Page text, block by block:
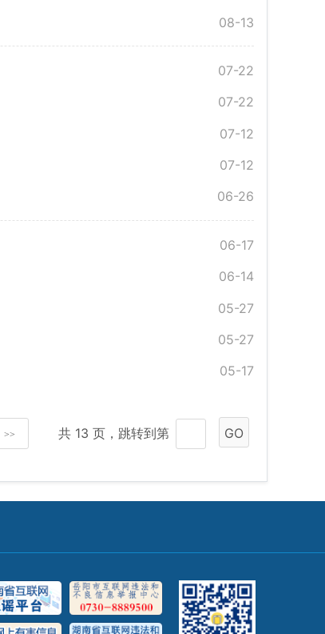
08-13
07-22
07-22
07-12
07-12
06-26
06-17
06-14
05-27
05-27
05-17
>> 共 13 页，跳转到第 GO